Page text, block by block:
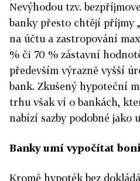
Nevýhodou tzv.
banky přesto chtějí příjmy
na účtu a zastropování
% či 70 % zástavní
především výrazně vyšší
bank. Zkušený hypoteční
trhu však ví o bankách,
nabízí sazby podobné jako
Banky umí vypočítat
Kromě hypoték bez